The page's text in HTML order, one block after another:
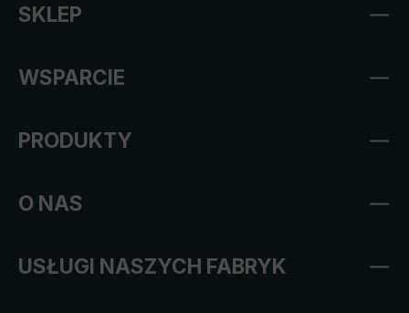
SKLEP
WSPARCIE
PRODUKTY
O NAS
USŁUGI NASZYCH FABRYK